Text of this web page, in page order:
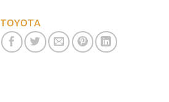
TOYOTA